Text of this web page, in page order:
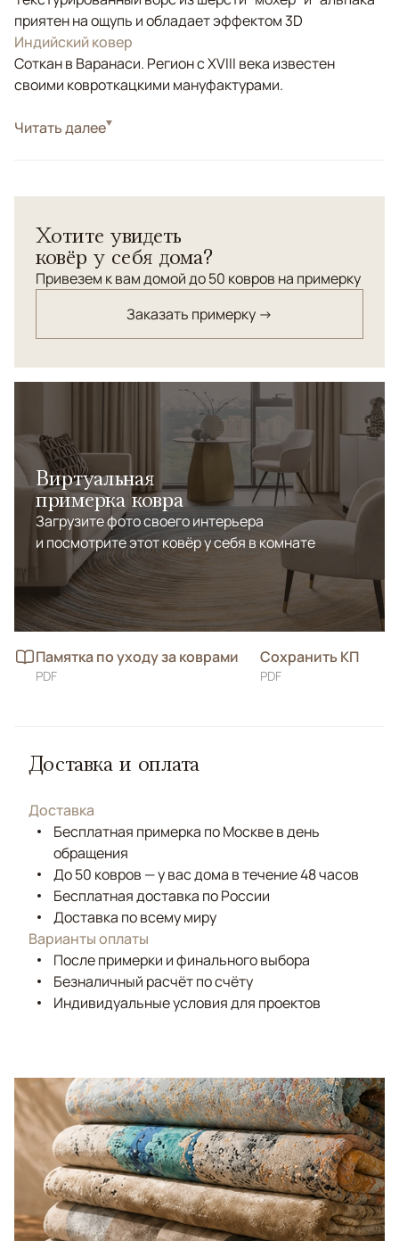
приятен на ощупь и обладает эффектом 3D
Индийский ковер
Соткан в Варанаси. Регион с XVIII века известен
своими ковроткацкими мануфактурами.
СтильСовременные
работы Ailish соткана из элитных сортов шерсти:
мохера и альпаки. Ворс текстурирован уникальным
узором с эффепктом 3D. Ковер привнесет не только
несомненно, подчеркнёт изысканность и статусность.
Читать далее
Хотите увидеть
ковёр у себя дома?
Привезем к вам домой до 50 ковров на примерку
Заказать примерку →
Виртуальная
примерка ковра
Загрузите фото своего интерьера
и посмотрите этот ковёр у себя в комнате
Памятка по уходу за коврами
PDF
Сохранить КП
PDF
Доставка и оплата
Доставка
Бесплатная примерка по Москве в день
обращения
До 50 ковров — у вас дома в течение 48 часов
Бесплатная доставка по России
Доставка по всему миру
Варианты оплаты
После примерки и финального выбора
Безналичный расчёт по счёту
Индивидуальные условия для проектов